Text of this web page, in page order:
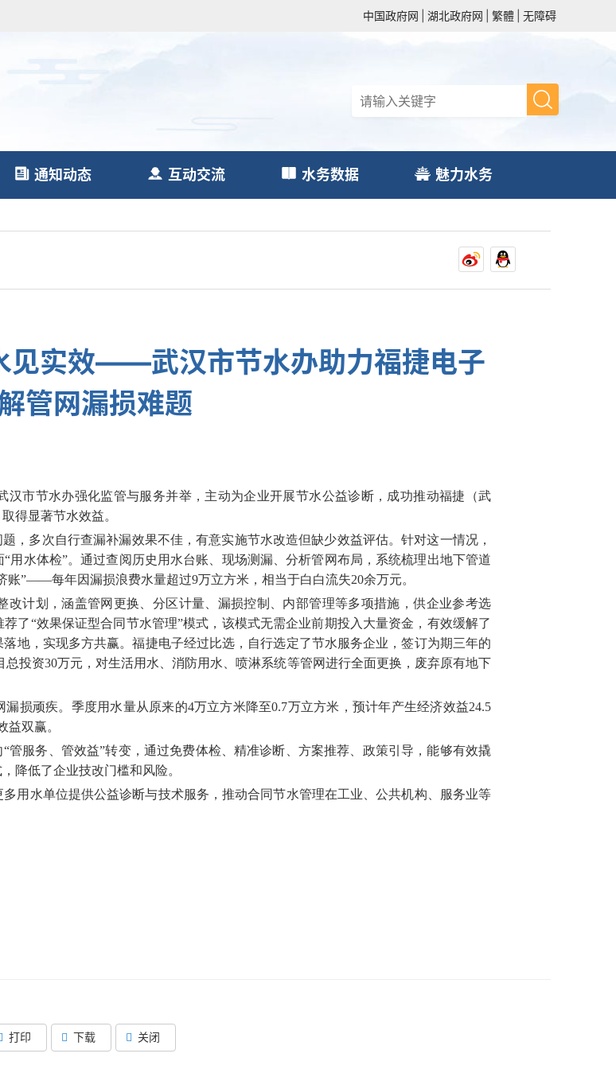
中国政府网 湖北政府网 繁體 无障碍
通知动态 互动交流 水务数据 魅力水务
见实效——武汉市节水办助力福捷电子
管网漏损难题
汉市节水办强化监管与服务并举，主动为企业开展节水公益诊断，成功推动福捷（武
得显著节水效益。
，多次自行查漏补漏效果不佳，有意实施节水改造但缺少效益评估。针对这一情况，
用水体检”。通过查阅历史用水台账、现场测漏、分析管网布局，系统梳理出地下管道
”——每年因漏损浪费水量超过9万立方米，相当于白白流失20余万元。
计划，涵盖管网更换、分区计量、漏损控制、内部管理等多项措施，供企业参考选
了“效果保证型合同节水管理”模式，该模式无需企业前期投入大量资金，有效缓解了
地，实现多方共赢。福捷电子经过比选，自行选定了节水服务企业，签订为期三年的
投资30万元，对生活用水、消防用水、喷淋系统等管网进行全面更换，废弃原有地下
损顽疾。季度用水量从原来的4万立方米降至0.7万立方米，预计年产生经济效益24.5
双赢。
管服务、管效益”转变，通过免费体检、精准诊断、方案推荐、政策引导，能够有效撬
降低了企业技改门槛和风险。
用水单位提供公益诊断与技术服务，推动合同节水管理在工业、公共机构、服务业等
打印 下载 关闭